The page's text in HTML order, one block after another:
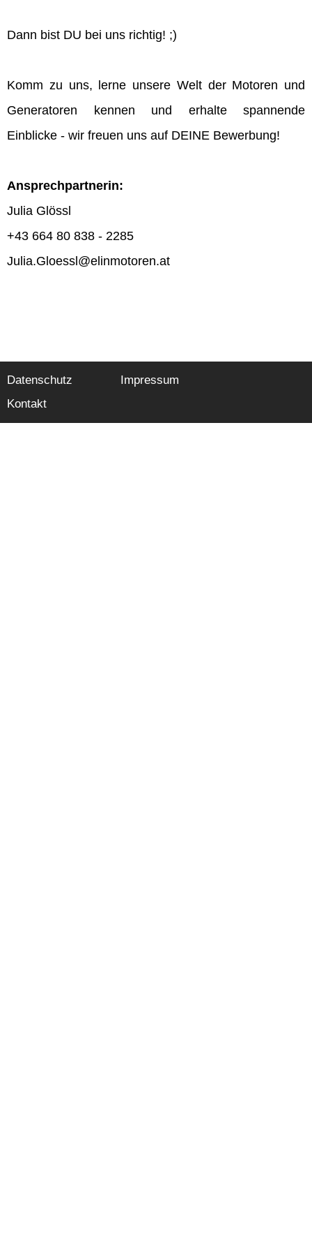
Dann bist DU bei uns richtig! ;)
Komm zu uns, lerne unsere Welt der Motoren und
Generatoren kennen und erhalte spannende
Einblicke - wir freuen uns auf DEINE Bewerbung!
Ansprechpartnerin:
Julia Glössl
+43 664 80 838 - 2285
Julia.Gloessl@elinmotoren.at
Datenschutz
Impressum
Kontakt